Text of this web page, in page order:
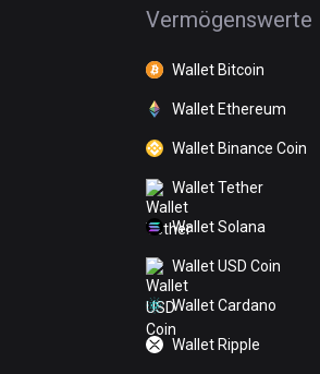
Vermögenswerte
Wallet Bitcoin
Wallet Ethereum
Wallet Binance Coin
Wallet Tether
Wallet Solana
Wallet USD Coin
Wallet Cardano
Wallet Ripple